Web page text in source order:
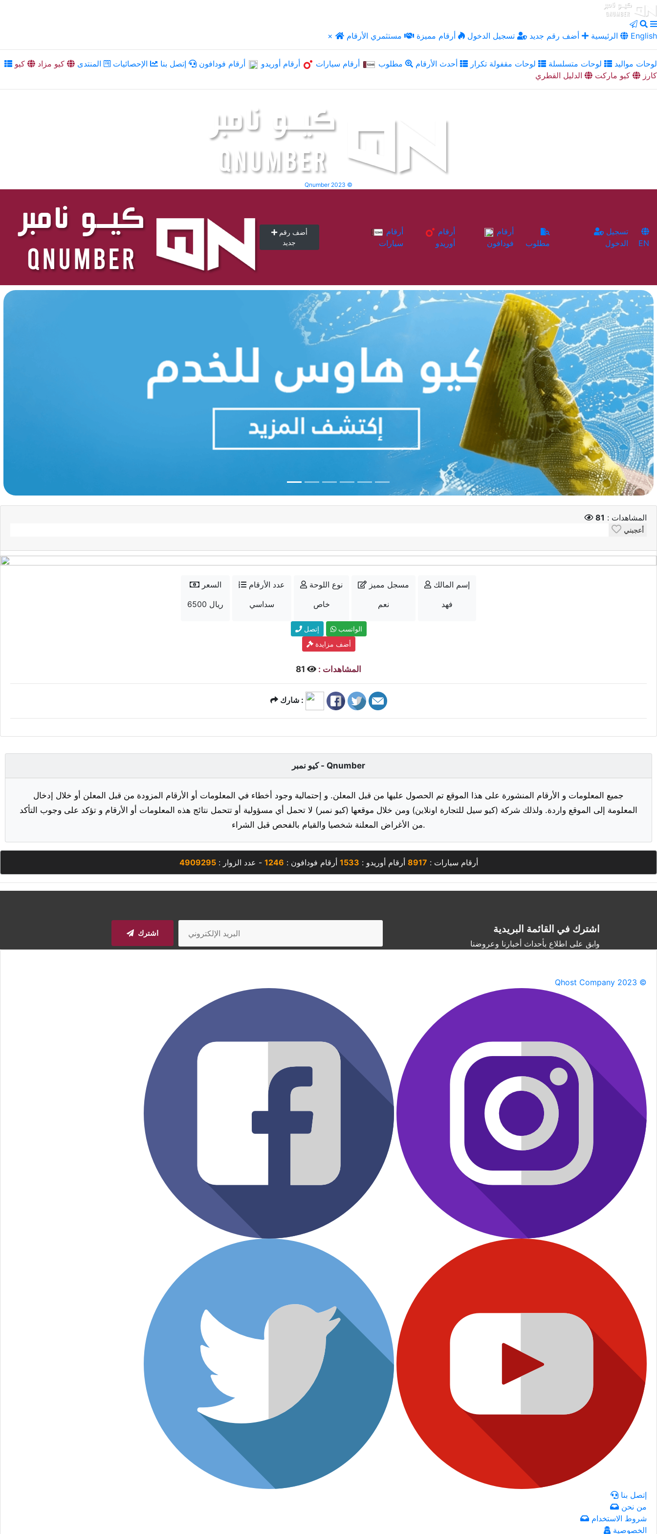
× الرئيسية أضف رقم جديد تسجيل الدخول أرقام مميزة مستثمري الأرقام English
لوحات مواليد لوحات متسلسلة لوحات مقفولة تكرار أحدث الأرقام مطلوب أرقام سيارات أرقام أوريدو أرقام فودافون إتصل بنا الإحصائيات المنتدى كيو مزاد
كيو
كارز
كيو ماركت الدليل القطري
Qnumber 2023 ©
أضف رقم
جديد
سيارات
أوريدو
فودافون
مطلوب
الدخول
EN
المشاهدات : 81
أعجبني
السعر
6500 ريال
عدد الأرقام
سداسي
نوع اللوحة
خاص
مسجل مميز
نعم
إسم المالك
فهد
إتصل
الواتسب
أضف مزايدة
المشاهدات :
شارك :
كيو نمبر - Qnumber
جميع المعلومات و الأرقام المنشورة على هذا الموقع تم الحصول عليها من قبل المعلن. و إحتمالية وجود أخطاء في المعلومات أو الأرقام المزودة من قبل المعلن أو خلال إدخال
المعلومة إلى الموقع واردة. ولذلك شركة (كيو سيل للتجارة اونلاين) ومن خلال موقعها (كيو نمبر) لا تحمل أي مسؤولية أو تتحمل نتائج هذه المعلومات أو الأرقام و تؤكد على وجوب التأكد
من الأغراض المعلنة شخصيا والقيام بالفحص قبل الشراء.
أرقام سيارات : 8917 أرقام أوريدو : 1533 أرقام فودافون : 1246 - عدد الزوار :4909295
اشترك في القائمة البريدية
وابق على اطلاع بأحداث أخبارنا وعروضنا
اشترك
Qhost Company 2023 ©
إتصل بنا
من نحن
شروط الاستخدام
الخصوصية